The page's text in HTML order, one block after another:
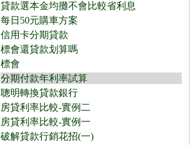
貸款選本金均攤不會比較省利息
每日50元購車方案
信用卡分期貸款
標會還貸款划算嗎
標會
分期付款年利率試算
聰明轉換貸款銀行
房貸利率比較-實例二
房貸利率比較-實例一
破解貸款行銷花招(一)